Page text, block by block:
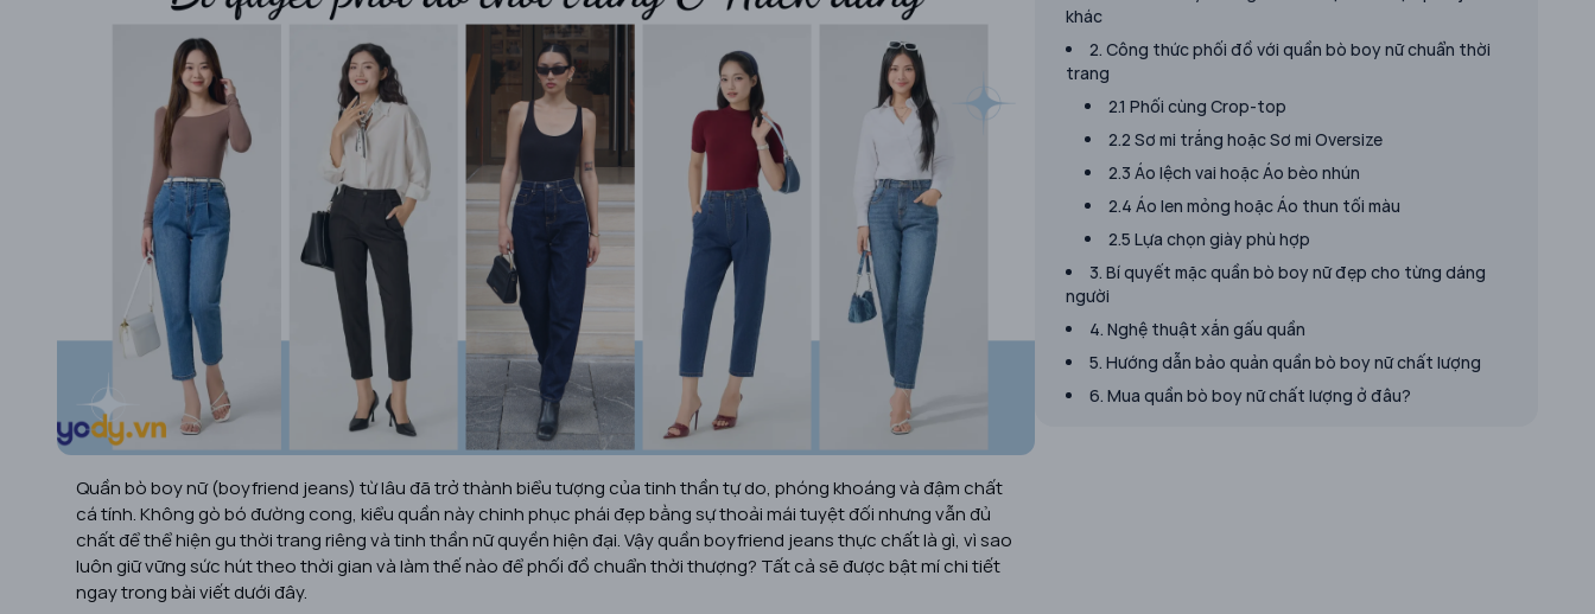
Quần bò boy nữ (boyfriend jeans) từ lâu đã trở thành biểu tượng của tinh thần tự do, phóng khoáng và đậm chất
cá tính. Không gò bó đường cong, kiểu quần này chinh phục phái đẹp bằng sự thoải mái tuyệt đối nhưng vẫn đủ
chất để thể hiện gu thời trang riêng và tinh thần nữ quyền hiện đại. Vậy quần boyfriend jeans thực chất là gì, vì sao
luôn giữ vững sức hút theo thời gian và làm thế nào để phối đồ chuẩn thời thượng? Tất cả sẽ được bật mí chi tiết
ngay trong bài viết dưới đây.
khác
2. Công thức phối đồ với quần bò boy nữ chuẩn thời
trang
2.1 Phối cùng Crop-top
2.2 Sơ mi trắng hoặc Sơ mi Oversize
2.3 Áo lệch vai hoặc Áo bèo nhún
2.4 Áo len mỏng hoặc Áo thun tối màu
2.5 Lựa chọn giày phù hợp
3. Bí quyết mặc quần bò boy nữ đẹp cho từng dáng
người
​4. Nghệ thuật xắn gấu quần
5. Hướng dẫn bảo quản quần bò boy nữ chất lượng
6. Mua quần bò boy nữ chất lượng ở đâu?